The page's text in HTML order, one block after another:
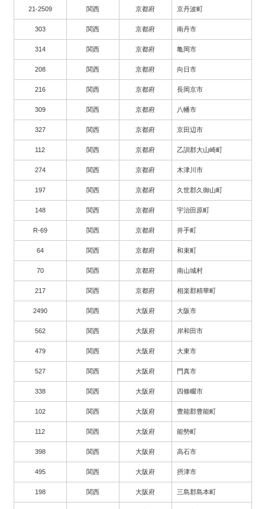
21-2509 関西 京都府 京丹波町
303 関西 京都府 南丹市
314 関西 京都府 亀岡市
208 関西 京都府 向日市
216 関西 京都府 長岡京市
309 関西 京都府 八幡市
327 関西 京都府 京田辺市
112 関西 京都府 乙訓郡大山崎町
274 関西 京都府 木津川市
197 関西 京都府 久世郡久御山町
148 関西 京都府 宇治田原町
R-69 関西 京都府 井手町
64 関西 京都府 和束町
70 関西 京都府 南山城村
217 関西 京都府 相楽郡精華町
2490 関西 大阪府 大阪市
562 関西 大阪府 岸和田市
479 関西 大阪府 大東市
527 関西 大阪府 門真市
338 関西 大阪府 四條畷市
102 関西 大阪府 豊能郡豊能町
112 関西 大阪府 能勢町
398 関西 大阪府 高石市
495 関西 大阪府 摂津市
198 関西 大阪府 三島郡島本町